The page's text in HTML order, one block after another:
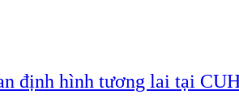
định hình tương lai tại